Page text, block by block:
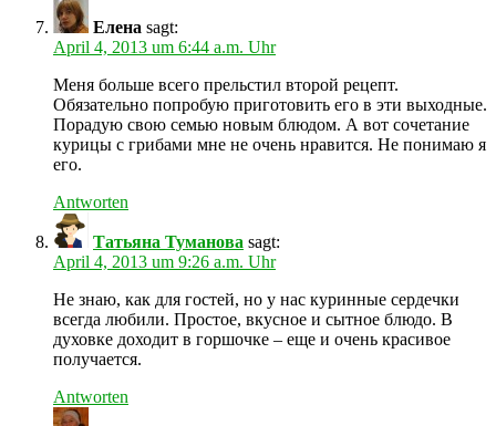
Елена sagt:
April 4, 2013 um 6:44 a.m. Uhr
Меня больше всего прельстил второй рецепт.
Обязательно попробую приготовить его в эти выходные.
Порадую свою семью новым блюдом. А вот сочетание
курицы с грибами мне не очень нравится. Не понимаю я
его.
Antworten
Татьяна Туманова sagt:
April 4, 2013 um 9:26 a.m. Uhr
Не знаю, как для гостей, но у нас куринные сердечки
всегда любили. Простое, вкусное и сытное блюдо. В
духовке доходит в горшочке – еще и очень красивое
получается.
Antworten